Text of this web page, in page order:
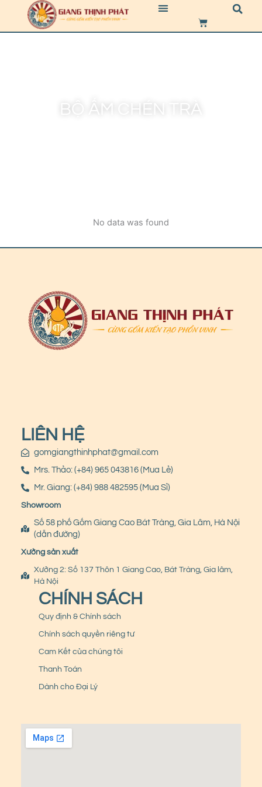
nội
CART
BỘ ẤM CHÉN TRÀ
No data was found
LIÊN HỆ
gomgiangthinhphat@gmail.com
Mrs. Thảo: (+84) 965 043816 (Mua Lẻ)
Mr. Giang: (+84) 988 482595 (Mua Sỉ)
Showroom
Số 58 phố Gốm Giang Cao Bát Tràng, Gia Lâm, Hà Nội
(dẫn đường)
Xưởng sản xuất
Xưởng 2: Số 137 Thôn 1 Giang Cao, Bát Tràng, Gia lâm,
Hà Nội
CHÍNH SÁCH
Quy định & Chính sách
Chính sách quyền riêng tư
Cam Kết của chúng tôi
Thanh Toán
Dành cho Đại Lý